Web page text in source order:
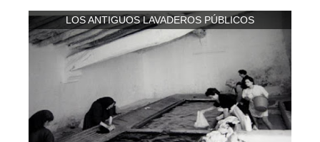
LOS ANTIGUOS LAVADEROS PÚBLICOS